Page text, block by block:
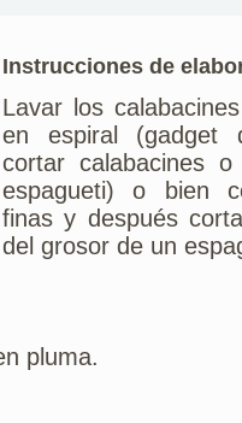
Instrucciones de
Lavar los
en espiral (gadget
cortar calabacines
espagueti) o bien
finas y después
del grosor de un
pluma.